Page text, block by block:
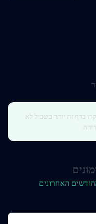
בדף זה יותר בשביל לא